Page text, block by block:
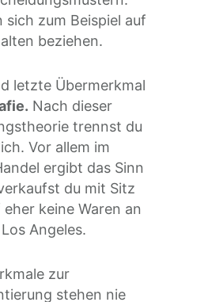
sich zum Beispiel auf
beziehen.
letzte Übermerkmal
Nach dieser
trennst du
Vor allem im
ergibt das Sinn
du mit Sitz
keine Waren an
Angeles.
zur
stehen nie